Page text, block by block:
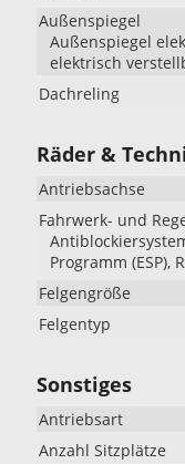
Außenspiegel
Außenspiegel
elektrisch
Dachreling
Räder &
Antriebsachse
Fahrwerk- und
Programm (ESP),
Felgengröße
Felgentyp
Sonstiges
Antriebsart
Anzahl Sitzplätze